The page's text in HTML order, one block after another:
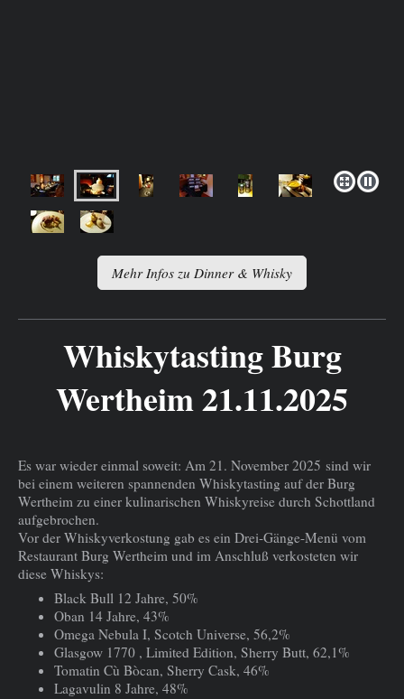
Mehr Infos zu Dinner & Whisky
Whiskytasting Burg
Wertheim 21.11.2025
Es war wieder einmal soweit: Am 21. November 2025 sind wir
bei einem weiteren spannenden Whiskytasting auf der Burg
Wertheim zu einer kulinarischen Whiskyreise durch Schottland
aufgebrochen.
Vor der Whiskyverkostung gab es ein Drei-Gänge-Menü vom
Restaurant Burg Wertheim und im Anschluß verkosteten wir
diese Whiskys:
Black Bull 12 Jahre, 50%
Oban 14 Jahre, 43%
Omega Nebula I, Scotch Universe, 56,2%
Glasgow 1770 , Limited Edition, Sherry Butt, 62,1%
Tomatin Cù Bòcan, Sherry Cask, 46%
Lagavulin 8 Jahre, 48%